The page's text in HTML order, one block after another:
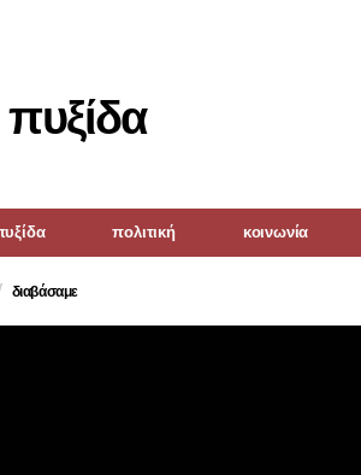
πολιτική κοινωνία
διαβάσαμε